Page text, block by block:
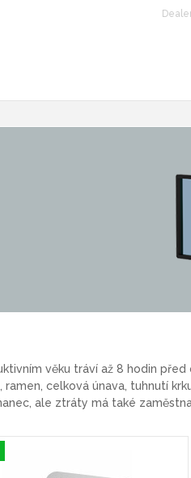
věku tráví až 8 hodin
celková únava, tuhnutí
ale ztráty má také